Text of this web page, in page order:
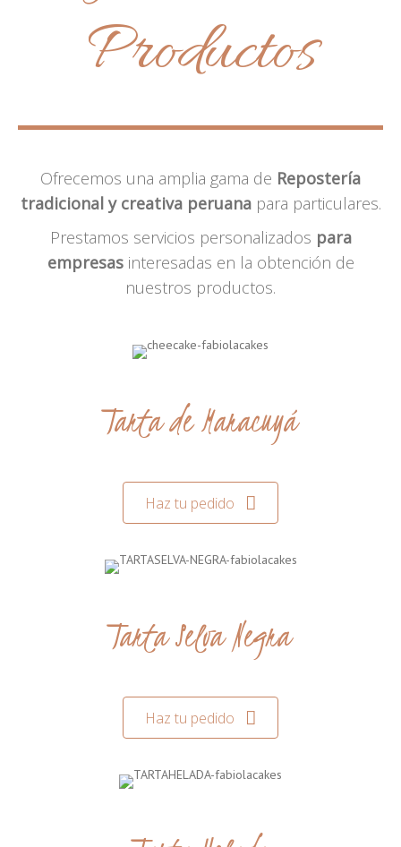
Productos
Ofrecemos una amplia gama de Repostería
tradicional y creativa peruanapara particulares.
Prestamos servicios personalizados para
empresasinteresadas en la obtención de
nuestros productos.
Tarta de Maracuyá
Haz tu pedido
Tarta Selva Negra
Haz tu pedido